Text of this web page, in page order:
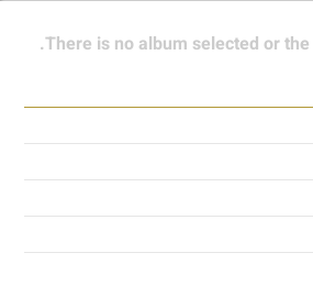
There is no album selected or